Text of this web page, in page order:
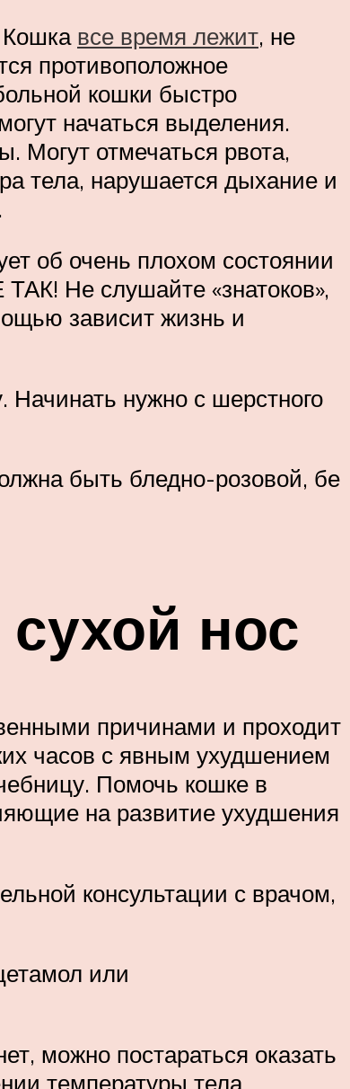
Кошка все время лежит, не
противоположное
кошки быстро
начаться выделения.
Могут отмечаться рвота,
тела, нарушается дыхание и
об очень плохом состоянии
Не слушайте «знатоков»,
зависит жизнь и
нужно с шерстного
быть бледно-розовой, бе
нос
причинами и проходит
часов с явным ухудшением
Помочь кошке в
на развитие ухудшения
консультации с врачом,
или
можно постараться оказать
температуры тела,